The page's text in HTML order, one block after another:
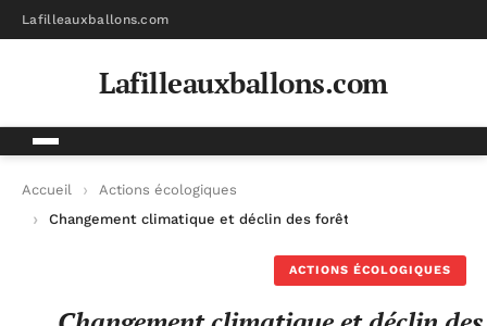
Lafilleauxballons.com
Lafilleauxballons.com
Accueil
Actions écologiques
Changement climatique et déclin des forêts : l’urgence d’une
ACTIONS ÉCOLOGIQUES